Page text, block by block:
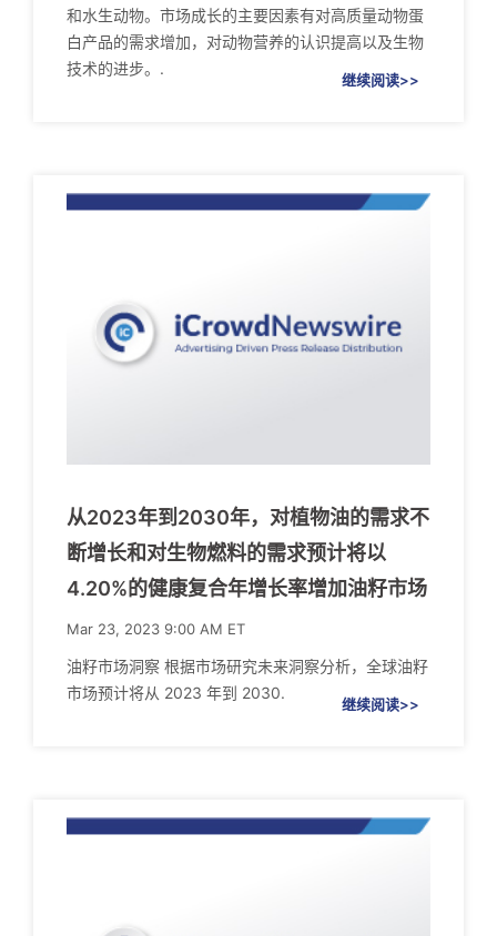
和水生动物。市场成长的主要因素有对高质量动物蛋
白产品的需求增加，对动物营养的认识提高以及生物
技术的进步。.
继续阅读>>
从2023年到2030年，对植物油的需求不
断增长和对生物燃料的需求预计将以
4.20%的健康复合年增长率增加油籽市场
Mar 23, 2023 9:00 AM ET
油籽市场洞察 根据市场研究未来洞察分析，全球油籽
市场预计将从 2023 年到 2030.
继续阅读>>